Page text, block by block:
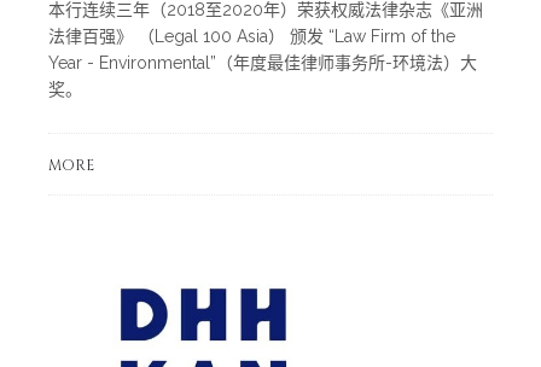
本行连续三年（2018至2020年）荣获权威法律杂志《亚洲
法律百强》 （Legal 100 Asia） 颁发 “Law Firm of the
Year - Environmental”（年度最佳律师事务所-环境法）大
奖。
MORE